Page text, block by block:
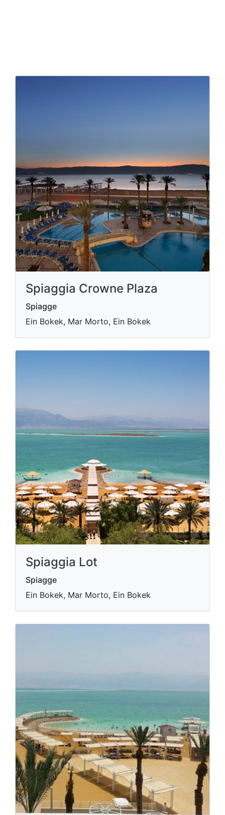
Spiaggia Crowne Plaza
Spiagge
Ein Bokek, Mar Morto, Ein Bokek
Spiaggia Lot
Spiagge
Ein Bokek, Mar Morto, Ein Bokek